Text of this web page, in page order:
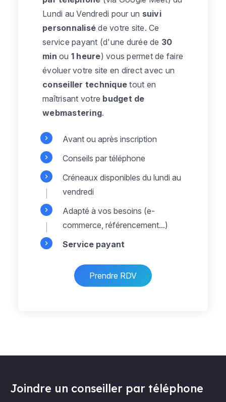
Lundi au Vendredi pour un suivi
personnalisé de votre site. Ce
service payant (d'une durée de 30
min ou 1 heure) vous permet de faire
évoluer votre site en direct avec un
conseiller techniquetout en
maîtrisant votre budget de
webmastering.
Avant ou après inscription
Conseils par téléphone
Créneaux disponibles du lundi au
vendredi
Adapté à vos besoins (e-
commerce, référencement...)
Service payant
Prendre RDV
Joindre un conseiller par téléphone